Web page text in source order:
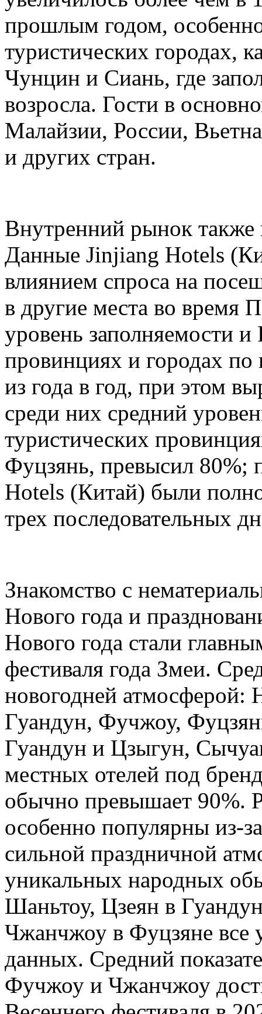
прошлым годом,
туристических
Чунцин и Сиань, где
возросла. Гости в
Малайзии, России,
и других стран.
Внутренний рынок также
Данные Jinjiang Hotels
влиянием спроса на
в другие места во время
уровень заполняемости
провинциях и городах по
из года в год, при этом
среди них средний
туристических
Фуцзянь, превысил 80%;
Hotels (Китай) были
трех последовательных
Знакомство с
Нового года и
Нового года стали
фестиваля года Змеи.
новогодней атмосферой:
Гуандун, Фучжоу,
Гуандун и Цзыгун,
местных отелей под
обычно превышает 90%.
особенно популярны из-
сильной праздничной
уникальных народных
Шаньтоу, Цзеян в
Чжанчжоу в Фуцзяне все
данных. Средний
Фучжоу и Чжанчжоу